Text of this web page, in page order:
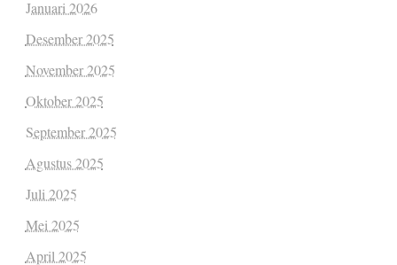
Januari 2026
Desember 2025
November 2025
Oktober 2025
September 2025
Agustus 2025
Juli 2025
Mei 2025
April 2025